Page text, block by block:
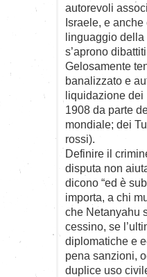
autorevoli
Israele, e
linguaggio della
s’aprono
Gelosamente
banalizzato e
liquidazione dei
1908 da parte
mondiale; dei
rossi).
Definire il
disputa non
dicono “ed è
importa, a chi
che Netanyahu
cessino, se
diplomatiche e
pena sanzioni,
duplice uso